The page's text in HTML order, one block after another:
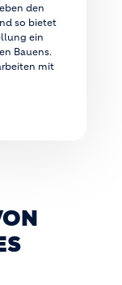
den
so bietet
ein
Bauens.
mit